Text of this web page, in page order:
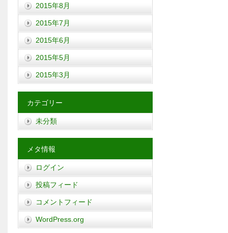
2015年8月
2015年7月
2015年6月
2015年5月
2015年3月
カテゴリー
未分類
メタ情報
ログイン
投稿フィード
コメントフィード
WordPress.org